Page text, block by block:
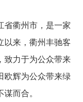
省衢州市，是一家
以来，衢州丰驰客
致力于为公众带来
欧辉为公众带来绿
而合。